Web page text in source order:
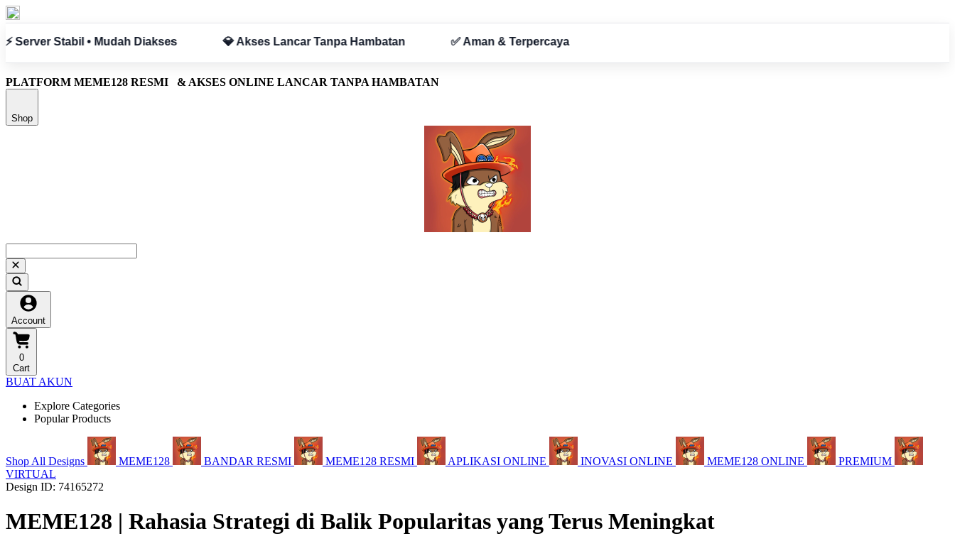
Hambatan ✅ Aman & Terpercaya
PLATFORM MEME128 RESMI & AKSES ONLINE LANCAR TANPA HAMBATAN
Shop
Account
0
Cart
BUAT AKUN
Explore Categories
Popular Products
Shop All Designs MEME128 BANDAR RESMI MEME128 RESMI APLIKASI ONLINE INOVASI ONLINE MEME128 ONLINE
PREMIUM
VIRTUAL
Design ID: 74165272
MEME128 | Rahasia Strategi di Balik Popularitas yang Terus Meningkat